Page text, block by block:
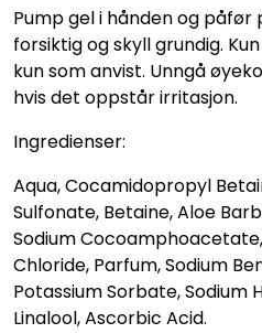
Pump gel i hånden og påfør
forsiktig og skyll grundig.
kun som anvist. Unngå
hvis det oppstår irritasjon.
Ingredienser:
Aqua, Cocamidopropyl
Sulfonate, Betaine, Aloe
Sodium
Chloride, Parfum, Sodium
Potassium Sorbate, Sodium
Linalool, Ascorbic Acid.